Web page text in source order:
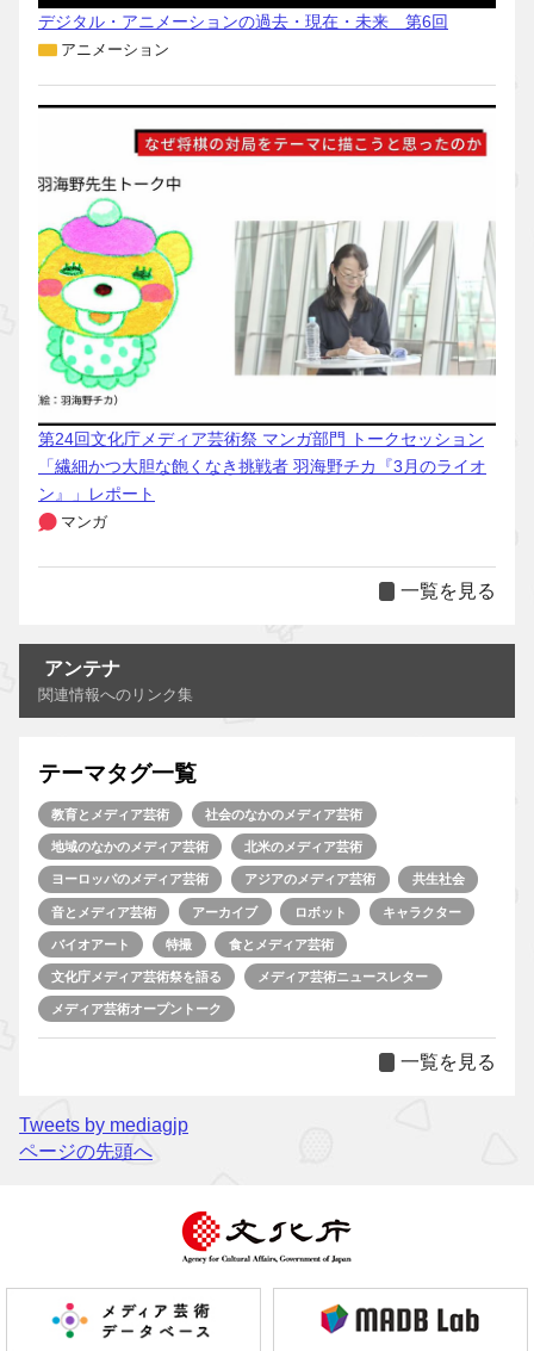
デジタル・アニメーションの過去・現在・未来 第6回
アニメーション
第24回文化庁メディア芸術祭 マンガ部門 トークセッション
「繊細かつ大胆な飽くなき挑戦者 羽海野チカ『3月のライオ
ン』」レポート
マンガ
一覧を見る
アンテナ
関連情報へのリンク集
テーマタグ一覧
教育とメディア芸術 社会のなかのメディア芸術
地域のなかのメディア芸術 北米のメディア芸術
ヨーロッパのメディア芸術 アジアのメディア芸術 共生社会
音とメディア芸術 アーカイブ ロボット キャラクター
バイオアート 特撮 食とメディア芸術
文化庁メディア芸術祭を語る メディア芸術ニュースレター
メディア芸術オープントーク
一覧を見る
Tweets by mediagjp
ページの先頭へ